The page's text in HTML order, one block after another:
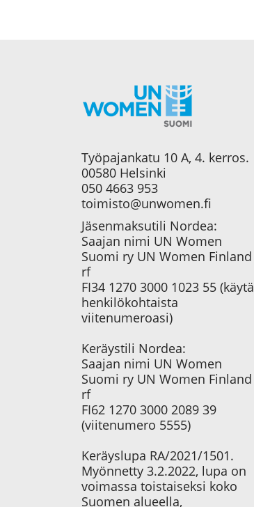
Työpajankatu 10 A, 4. kerros.
00580 Helsinki
050 4663 953
toimisto@unwomen.fi
Jäsenmaksutili Nordea:
Saajan nimi UN Women
Suomi ry UN Women Finland
rf
FI34 1270 3000 1023 55 (käytä
henkilökohtaista
viitenumeroasi)
Keräystili Nordea:
Saajan nimi UN Women
Suomi ry UN Women Finland
rf
FI62 1270 3000 2089 39
(viitenumero 5555)
Keräyslupa RA/2021/1501.
Myönnetty 3.2.2022, lupa on
voimassa toistaiseksi koko
Suomen alueella,